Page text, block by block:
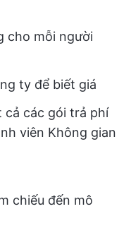
cho mỗi người
ty để biết giá
cả các gói trả phí
viên Không gian
chiếu đến mô